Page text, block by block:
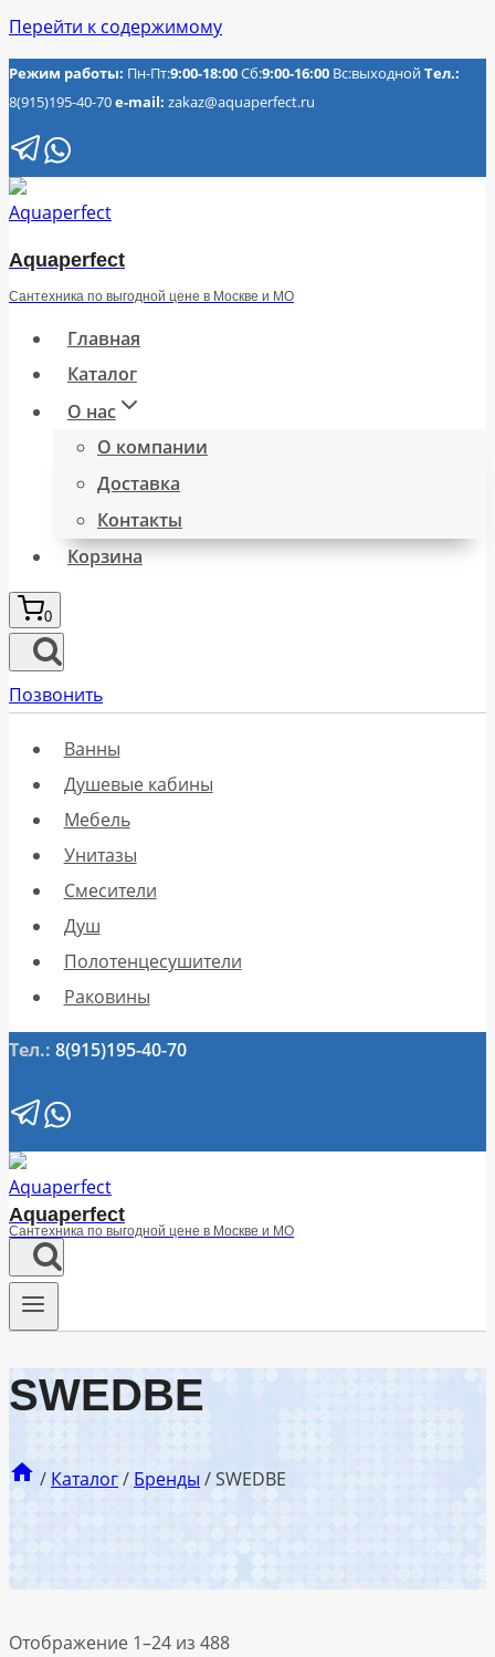
Перейти к содержимому
Режим работы: Пн-Пт:9:00-18:00Сб:9:00-16:00 Вс:выходнойТел.:
8(915)195-40-70e-mail: zakaz@aquaperfect.ru
Aquaperfect
Сантехника по выгодной цене в Москве и МО
Главная
Каталог
О нас
О компании
Доставка
Контакты
Корзина
0
Позвонить
Ванны
Душевые кабины
Мебель
Унитазы
Смесители
Душ
Полотенцесушители
Раковины
Тел.: 8(915)195-40-70
Aquaperfect
Сантехника по выгодной цене в Москве и МО
SWEDBE
/ Каталог/ Бренды /SWEDBE
Отображение 1–24 из 488